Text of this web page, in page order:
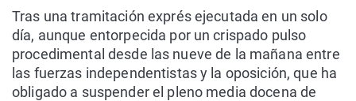
Tras una tramitación exprés ejecutada en un solo
día, aunque entorpecida por un crispado pulso
procedimental desde las nueve de la mañana entre
las fuerzas independentistas y la oposición, que ha
obligado a suspender el pleno media docena de